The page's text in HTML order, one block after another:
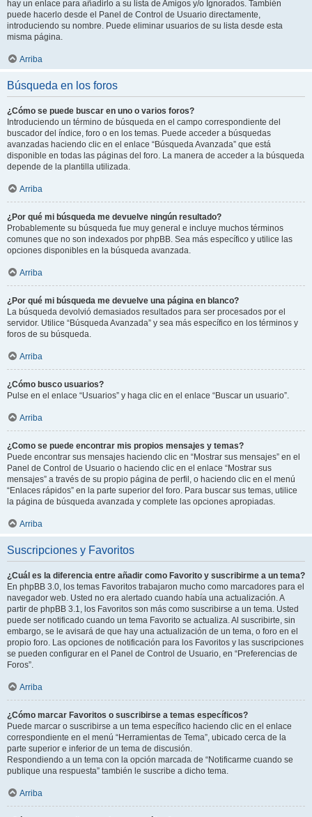
hay un enlace para añadirlo a su lista de Amigos y/o Ignorados. También
puede hacerlo desde el Panel de Control de Usuario directamente,
introduciendo su nombre. Puede eliminar usuarios de su lista desde esta
misma página.
Arriba
Búsqueda en los foros
¿Cómo se puede buscar en uno o varios foros?
Introduciendo un término de búsqueda en el campo correspondiente del
buscador del índice, foro o en los temas. Puede acceder a búsquedas
avanzadas haciendo clic en el enlace “Búsqueda Avanzada” que está
disponible en todas las páginas del foro. La manera de acceder a la búsqueda
depende de la plantilla utilizada.
Arriba
¿Por qué mi búsqueda me devuelve ningún resultado?
Probablemente su búsqueda fue muy general e incluye muchos términos
comunes que no son indexados por phpBB. Sea más específico y utilice las
opciones disponibles en la búsqueda avanzada.
Arriba
¿Por qué mi búsqueda me devuelve una página en blanco?
La búsqueda devolvió demasiados resultados para ser procesados por el
servidor. Utilice “Búsqueda Avanzada” y sea más específico en los términos y
foros de su búsqueda.
Arriba
¿Cómo busco usuarios?
Pulse en el enlace “Usuarios” y haga clic en el enlace “Buscar un usuario”.
Arriba
¿Como se puede encontrar mis propios mensajes y temas?
Puede encontrar sus mensajes haciendo clic en “Mostrar sus mensajes” en el
Panel de Control de Usuario o haciendo clic en el enlace “Mostrar sus
mensajes” a través de su propio página de perfil, o haciendo clic en el menú
“Enlaces rápidos” en la parte superior del foro. Para buscar sus temas, utilice
la página de búsqueda avanzada y complete las opciones apropiadas.
Arriba
Suscripciones y Favoritos
¿Cuál es la diferencia entre añadir como Favorito y suscribirme a un tema?
En phpBB 3.0, los temas Favoritos trabajaron mucho como marcadores para el
navegador web. Usted no era alertado cuando había una actualización. A
partir de phpBB 3.1, los Favoritos son más como suscribirse a un tema. Usted
puede ser notificado cuando un tema Favorito se actualiza. Al suscribirte, sin
embargo, se le avisará de que hay una actualización de un tema, o foro en el
propio foro. Las opciones de notificación para los Favoritos y las suscripciones
se pueden configurar en el Panel de Control de Usuario, en “Preferencias de
Foros”.
Arriba
¿Cómo marcar Favoritos o suscribirse a temas específicos?
Puede marcar o suscribirse a un tema específico haciendo clic en el enlace
correspondiente en el menú “Herramientas de Tema”, ubicado cerca de la
parte superior e inferior de un tema de discusión.
Respondiendo a un tema con la opción marcada de “Notificarme cuando se
publique una respuesta” también le suscribe a dicho tema.
Arriba